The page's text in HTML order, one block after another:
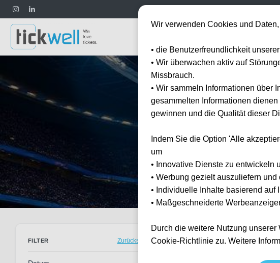
Erleben Sie die UEFA
FILTER Zurücksetzen
0 Events gefunden
Wir verwenden Cookies und
• die Benutzerfreundlichkeit
• Wir überwachen aktiv auf
Missbrauch.
• Wir sammeln Informationen über
gesammelten Informationen
gewinnen und die Qualität dieser
Indem Sie die Option 'Alle
um
• Innovative Dienste zu entwickeln
• Werbung gezielt auszuliefern
• Individuelle Inhalte basierend auf
• Maßgeschneiderte
Durch die weitere Nutzung
Cookie-Richtlinie zu. Weitere